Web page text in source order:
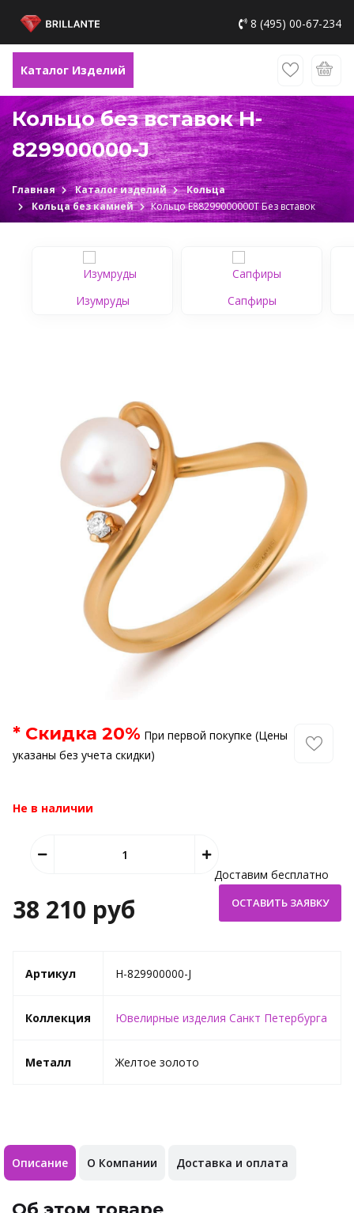
8 (495) 00-67-234
Каталог Изделий
Кольцо без вставок H-
829900000-J
Главная Каталог изделий
Кольца
Кольца без камней
Кольцо Е88299000000Т Без вставок
Изумруды Сапфиры
* Скидка 20% При первой покупке (Цены
указаны без учета скидки)
Не в наличии
38 210 руб
Доставим бесплатно
Артикул H-829900000-J
Коллекция Ювелирные изделия Санкт Петербурга
Металл Желтое золото
Описание О Компании Доставка и оплата